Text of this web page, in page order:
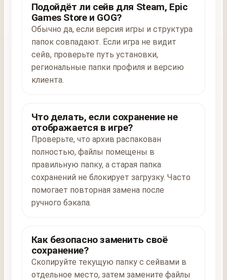
Подойдёт ли сейв для Steam, Epic
Games Store и GOG?
Обычно да, если версия игры и структура
папок совпадают. Если игра не видит
сейв, проверьте путь установки,
региональные папки профиля и версию
клиента.
Что делать, если сохранение не
отображается в игре?
Проверьте, что архив распакован
полностью, файлы помещены в
правильную папку, а старая папка
сохранений не блокирует загрузку. Часто
помогает повторная замена после
ручного бэкапа.
Как безопасно заменить своё
сохранение?
Скопируйте текущую папку с сейвами в
отдельное место, затем замените файлы